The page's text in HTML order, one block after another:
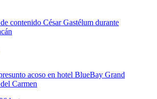
contenido César Gastélum durante
acoso en hotel BlueBay Grand
Carmen